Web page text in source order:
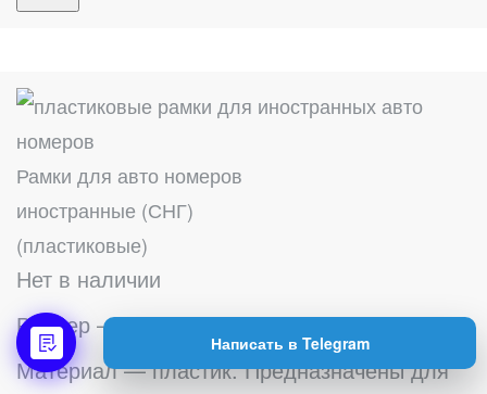
Написать в Telegram
Рамки для авто номеров
иностранные (СНГ)
(пластиковые)
Нет в наличии
Размер — 315мм х 160мм
Материал — пластик. Предназначены для